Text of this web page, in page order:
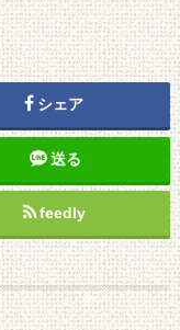
シェア
送る
feedly